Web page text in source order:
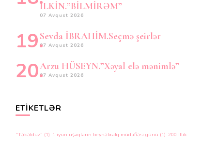
İLKİN.”BİLMİRƏM”
07 Avqust 2026
Sevda İBRAHİM.Seçmə şeirlər
07 Avqust 2026
Arzu HÜSEYN.”Xəyal elə mənimlə”
07 Avqust 2026
ETIKETLƏR
"Təkəlduz" (1) 1 iyun uşaqların beynəlxalq müdafiəsi günü (1) 200 illik